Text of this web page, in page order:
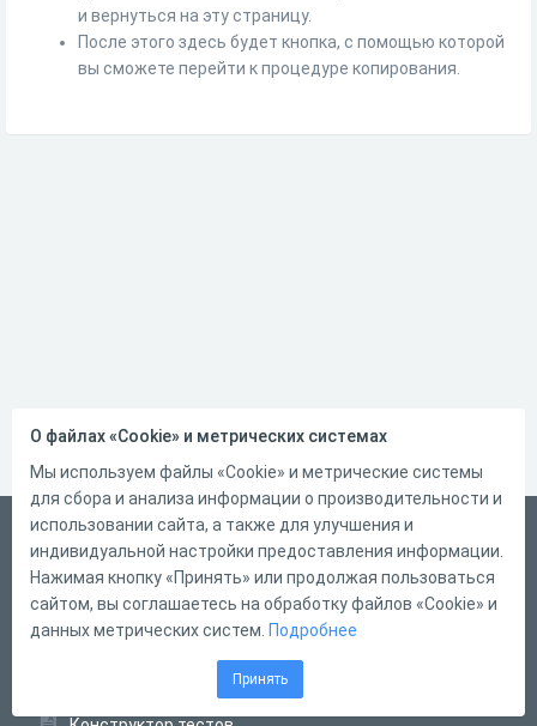
и вернуться на эту страницу.
После этого здесь будет кнопка, с помощью которой
вы сможете перейти к процедуре копирования.
Русский
Справка
Форма обратной связи
О файлах «Cookie» и метрических системах
Мы используем файлы «Cookie» и метрические системы
для сбора и анализа информации о производительности и
использовании сайта, а также для улучшения и
индивидуальной настройки предоставления информации.
Нажимая кнопку «Принять» или продолжая пользоваться
сайтом, вы соглашаетесь на обработку файлов «Cookie» и
данных метрических систем. Подробнее
Принять